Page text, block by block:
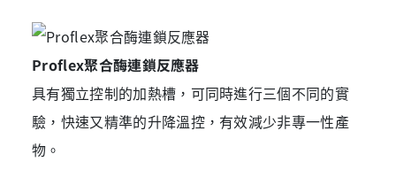
Proflex聚合酶連鎖反應器
具有獨立控制的加熱槽，可同時進行三個不同的實
驗，快速又精準的升降溫控，有效減少非專一性產
物。